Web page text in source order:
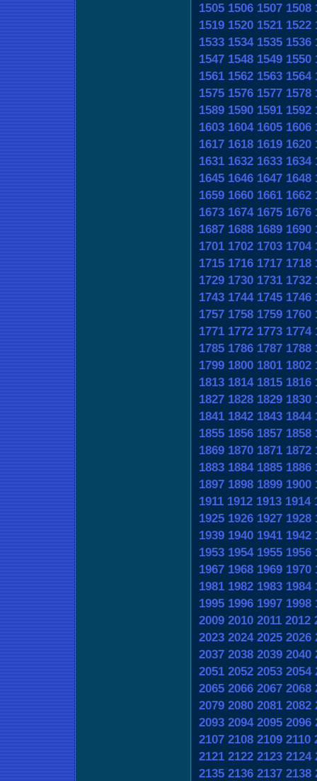
1505 1506 1507 1508
1519 1520 1521 1522
1533 1534 1535 1536
1547 1548 1549 1550
1561 1562 1563 1564
1575 1576 1577 1578
1589 1590 1591 1592
1603 1604 1605 1606
1617 1618 1619 1620
1631 1632 1633 1634
1645 1646 1647 1648
1659 1660 1661 1662
1673 1674 1675 1676
1687 1688 1689 1690
1701 1702 1703 1704
1715 1716 1717 1718
1729 1730 1731 1732
1743 1744 1745 1746
1757 1758 1759 1760
1771 1772 1773 1774
1785 1786 1787 1788
1799 1800 1801 1802
1813 1814 1815 1816
1827 1828 1829 1830
1841 1842 1843 1844
1855 1856 1857 1858
1869 1870 1871 1872
1883 1884 1885 1886
1897 1898 1899 1900
1911 1912 1913 1914
1925 1926 1927 1928
1939 1940 1941 1942
1953 1954 1955 1956
1967 1968 1969 1970
1981 1982 1983 1984
1995 1996 1997 1998
2009 2010 2011 2012
2023 2024 2025 2026
2037 2038 2039 2040
2051 2052 2053 2054
2065 2066 2067 2068
2079 2080 2081 2082
2093 2094 2095 2096
2107 2108 2109 2110
2121 2122 2123 2124
2135 2136 2137 2138